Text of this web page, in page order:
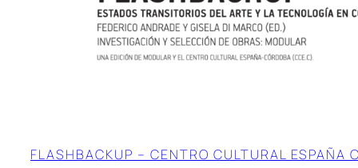
FLASHBACKUP – CENTRO CULTURAL ESPAÑA